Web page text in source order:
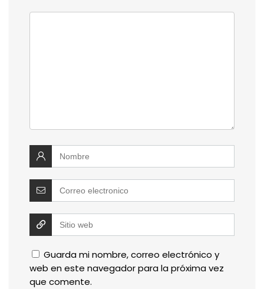
Guarda mi nombre, correo electrónico y
web en este navegador para la próxima vez
que comente.